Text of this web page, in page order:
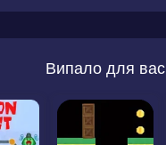
Випало для вас